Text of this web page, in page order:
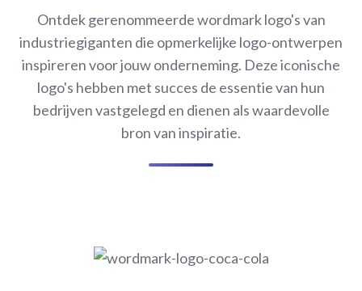
Ontdek gerenommeerde wordmark logo's van
industriegiganten die opmerkelijke logo-ontwerpen
inspireren voor jouw onderneming. Deze iconische
logo's hebben met succes de essentie van hun
bedrijven vastgelegd en dienen als waardevolle
bron van inspiratie.